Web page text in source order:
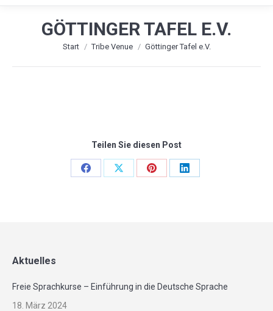
GÖTTINGER TAFEL E.V.
Sie befinden sich hier:
Start Tribe Venue Göttinger Tafel e.V.
Teilen Sie diesen Post
Share
Share
Share
Share
Aktuelles
Freie Sprachkurse – Einführung in die Deutsche Sprache
18. März 2024